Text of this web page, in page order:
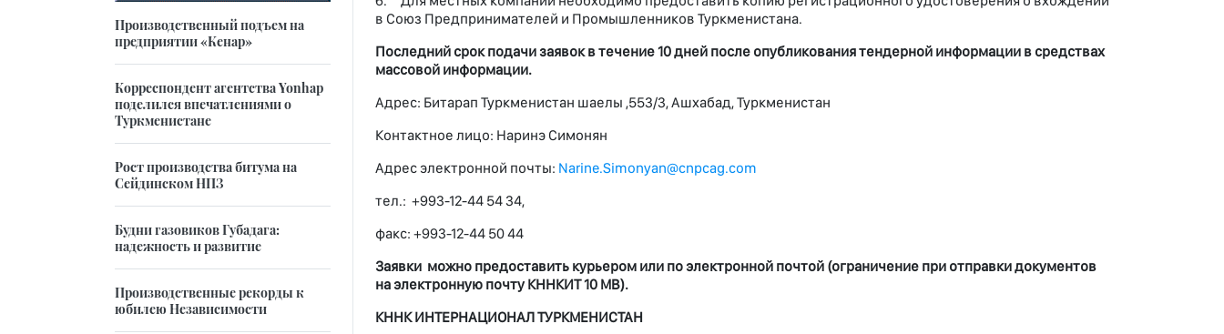
в Союз Предпринимателей и Промышленников Туркменистана.
Последний срок подачи заявок в течение 10 дней после опубликования тендерной информации в средствах
массовой информации.
Адрес: Битарап Туркменистан шаелы ,553/3, Ашхабад, Туркменистан
Контактное лицо: Наринэ Симонян
Адрес электронной почты: Narine.Simonyan@cnpcag.com
тел.: +993-12-44 54 34,
факс: +993-12-44 50 44
Заявки можно предоставить курьером или по электронной почтой (ограничение при отправки документов
на электронную почту КННКИТ10 MB).
КННК ИНТЕРНАЦИОНАЛ ТУРКМЕНИСТАН
Производственный подъем на
предприятии «Кенар»
Корреспондент агентства Yonhap
поделился впечатлениями о
Туркменистане
Рост производства битума на
Сейдинском НПЗ
Будни газовиков Губадага:
надежность и развитие
Производственные рекорды к
юбилею Независимости